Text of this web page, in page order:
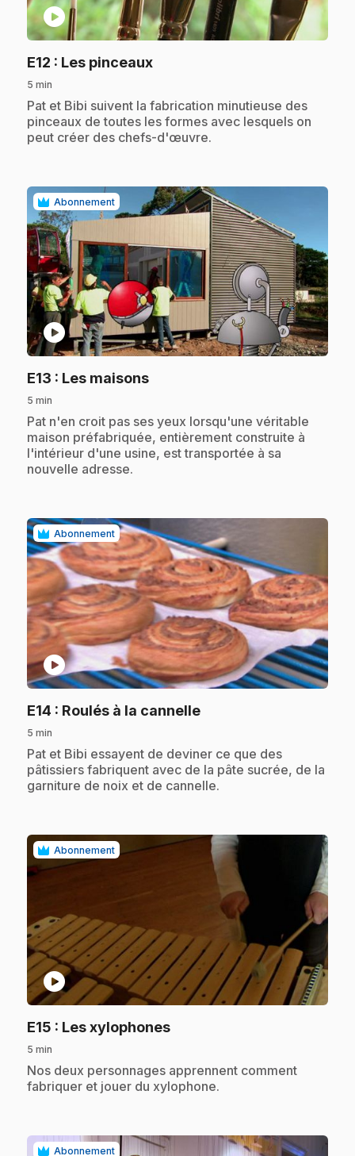
play_circle
E12 : Les pinceaux.
5 min
.Pat et Bibi suivent la fabrication minutieuse des
pinceaux de toutes les formes avec lesquels on
peut créer des chefs-d'œuvre.
Abonnement
play_circle
E13 : Les maisons.
5 min
.Pat n'en croit pas ses yeux lorsqu'une véritable
maison préfabriquée, entièrement construite à
l'intérieur d'une usine, est transportée à sa
nouvelle adresse.
Abonnement
play_circle
E14 : Roulés à la cannelle.
5 min
.Pat et Bibi essayent de deviner ce que des
pâtissiers fabriquent avec de la pâte sucrée, de la
garniture de noix et de cannelle.
Abonnement
play_circle
E15 : Les xylophones.
5 min
.Nos deux personnages apprennent comment
fabriquer et jouer du xylophone.
Abonnement